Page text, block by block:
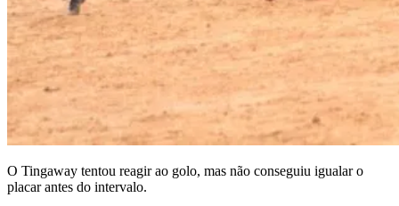
O Tingaway tentou reagir ao golo, mas não conseguiu igualar o
placar antes do intervalo.